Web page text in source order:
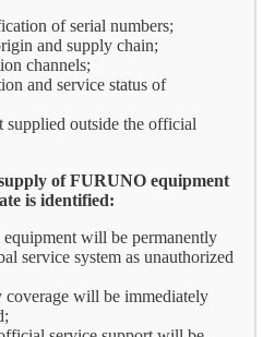
of serial numbers;
and supply chain;
channels;
and service status of
supplied outside the official
of FURUNO equipment
is identified:
equipment will be permanently
service system as unauthorized
coverage will be immediately